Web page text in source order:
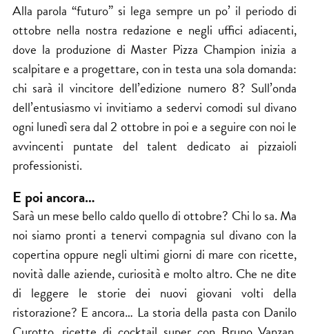
Alla parola “futuro” si lega sempre un po’ il periodo di
ottobre nella nostra redazione e negli uffici adiacenti,
dove la produzione di Master Pizza Champion inizia a
scalpitare e a progettare, con in testa una sola domanda:
chi sarà il vincitore dell’edizione numero 8? Sull’onda
dell’entusiasmo vi invitiamo a sedervi comodi sul divano
ogni lunedì sera dal 2 ottobre in poi e a seguire con noi le
avvincenti puntate del talent dedicato ai pizzaioli
professionisti.
E poi ancora…
Sarà un mese bello caldo quello di ottobre? Chi lo sa. Ma
noi siamo pronti a tenervi compagnia sul divano con la
copertina oppure negli ultimi giorni di mare con ricette,
novità dalle aziende, curiosità e molto altro. Che ne dite
di leggere le storie dei nuovi giovani volti della
ristorazione? E ancora… La storia della pasta con Danilo